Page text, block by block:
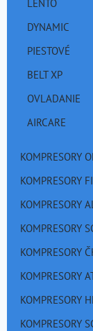
LENTO
DYNAMIC
PIESTOVÉ
BELT XP
OVLADANIE
AIRCARE
KOMPRESORY
KOMPRESORY
KOMPRESORY
KOMPRESORY
KOMPRESORY
KOMPRESORY
KOMPRESORY
KOMPRESORY